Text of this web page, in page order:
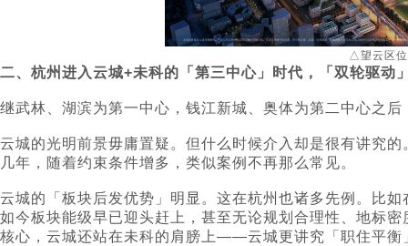
△望云区
二、杭州进入云城+未科的「第三中心」时代，「双轮驱动
继武林、湖滨为第一中心，钱江新城、奥体为第二中心之
云城的光明前景毋庸置疑。但什么时候介入却是很有讲究
几年，随着约束条件增多，类似案例不再那么常见。
云城的「板块后发优势」明显。这在杭州也诸多先例。比
如今板块能级早已迎头赶上，甚至无论规划合理性、地标
核心，云城还站在未科的肩膀上——云城更讲究「职住平衡